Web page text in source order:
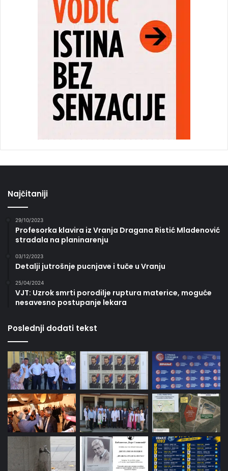
Najčitaniji
29/10/2023
Profesorka klavira iz Vranja Dragana Ristić Mladenović
stradala na planinarenju
03/12/2023
Detalji jutrošnje pucnjave i tuče u Vranju
25/04/2024
VJT: Uzrok smrti porodilje ruptura materice, moguće
nesavesno postupanje lekara
Poslednji dodati tekst